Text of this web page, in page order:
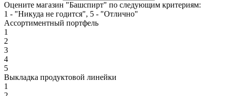
Оцените магазин "Башспирт" по следующим критериям:
1 - "Никуда не годится", 5 - "Отлично"
Ассортиментный портфель
1
2
3
4
5
Выкладка продуктовой линейки
1